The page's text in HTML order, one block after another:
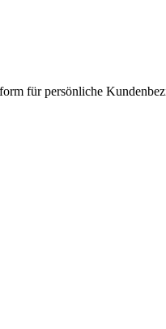
für persönliche